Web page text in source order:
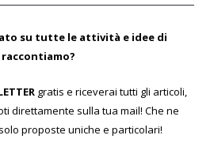
su tutte le attività e idee di
gratis e riceverai tutti gli articoli,
direttamente sulla tua mail! Che ne
proposte uniche e particolari!